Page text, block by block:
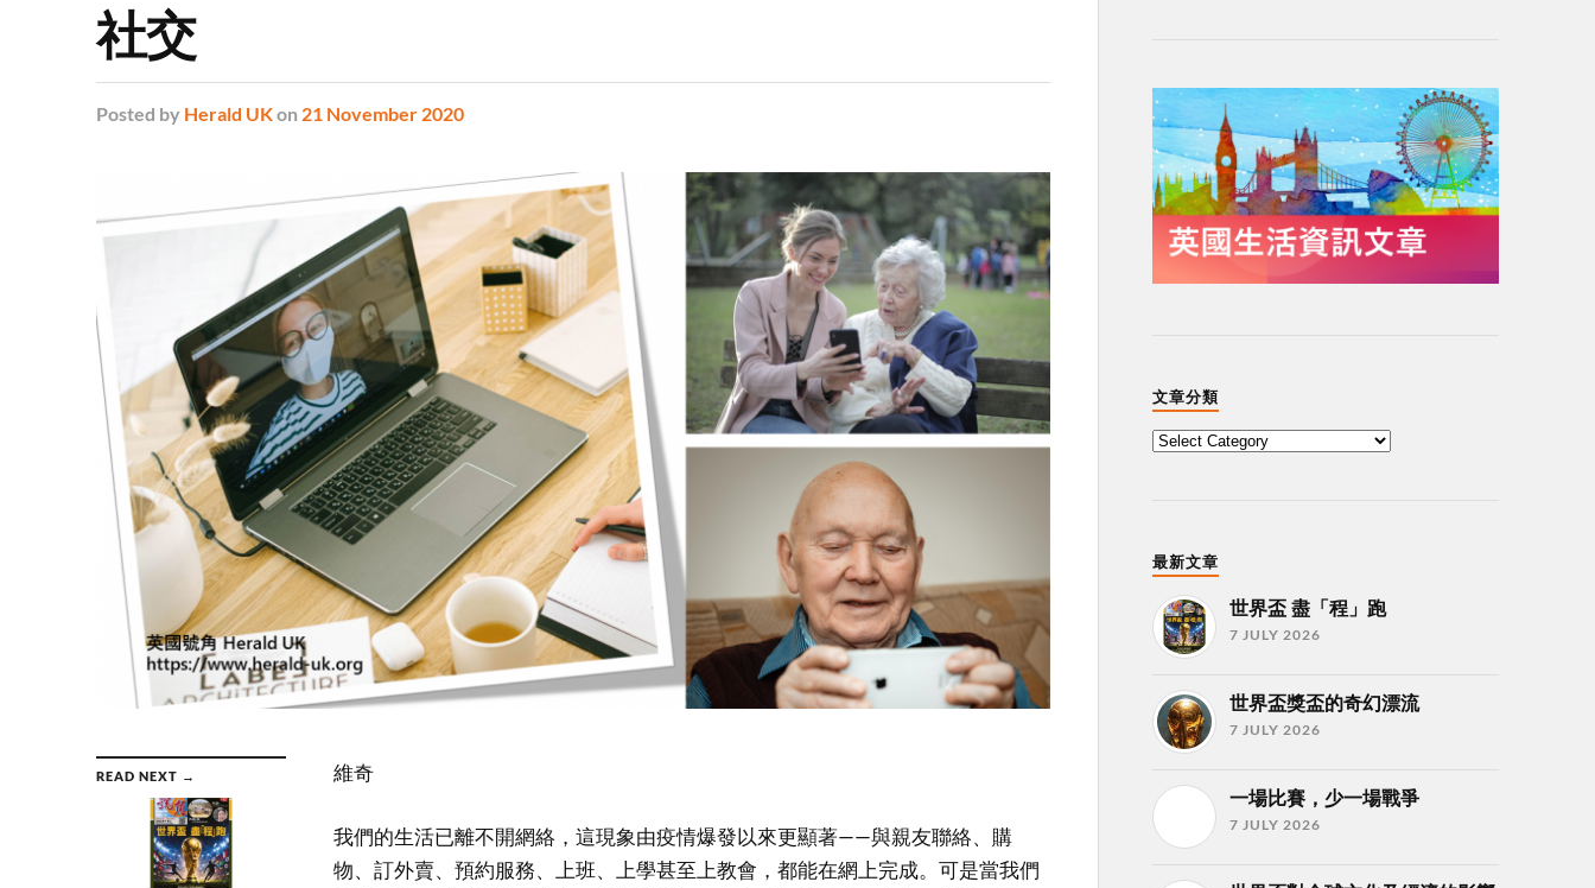
社交
Posted by Herald UKon 21 November 2020
READ NEXT → 維奇
我們的生活已離不開網絡，這現象由疫情爆發以來更顯著——與親友聯絡、購
物、訂外賣、預約服務、上班、上學甚至上教會，都能在網上完成。可是當我們
文章分類
最新文章
世界盃 盡「程」跑
7 JULY 2026
世界盃獎盃的奇幻漂流
7 JULY 2026
一場比賽，少一場戰爭
7 JULY 2026